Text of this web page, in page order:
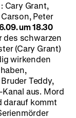
Cary Grant,
Peter
um 18.30
des schwarzen
(Cary Grant)
wirkenden
Teddy,
aus. Mord
darauf kommt